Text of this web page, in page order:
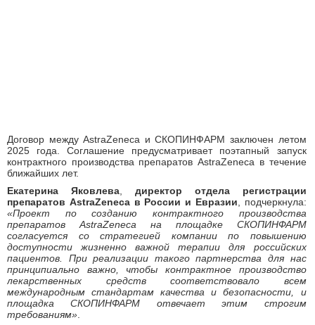
Договор между AstraZeneca и СКОПИНФАРМ заключен летом
2025 года. Соглашение предусматривает поэтапный запуск
контрактного производства препаратов AstraZeneca в течение
ближайших лет.
Екатерина Яковлева,
директор отдела регистрации
препаратов AstraZeneca в России и Евразии , подчеркнула:
«Проект по созданию контрактного производства
препаратов AstraZeneca на площадке СКОПИНФАРМ
согласуется со стратегией компании по повышению
доступности жизненно важной терапии для российских
пациентов. При реализации такого партнерства для нас
принципиально важно, чтобы контрактное производство
лекарственных средств соответствовало всем
международным стандартам качества и безопасности, и
площадка СКОПИНФАРМ отвечает этим строгим
требованиям»